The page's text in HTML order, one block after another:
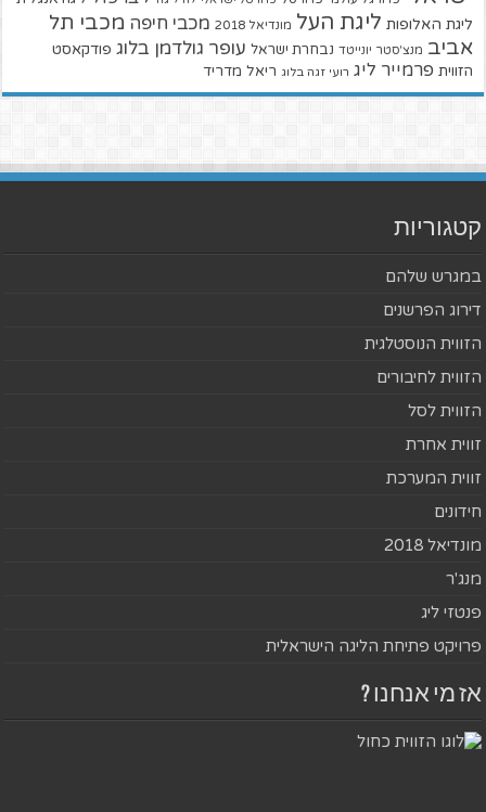
ליגת האלופות ליגת העל מונדיאל 2018 מכבי חיפה מכבי תל
אביב מנצ'סטר יונייטד נבחרת ישראל עופר גולדמן בלוג פודקאסט
הזווית פרמייר ליג רועי זגה בלוג ריאל מדריד
קטגוריות
במגרש שלהם
דירוג הפרשנים
הזווית הנוסטלגית
הזווית לחיבורים
הזווית לסל
זווית אחרת
זווית המערכת
חידונים
מונדיאל 2018
מנג'ר
פנטזי ליג
פרויקט פתיחת הליגה הישראלית
אז מי אנחנו ?